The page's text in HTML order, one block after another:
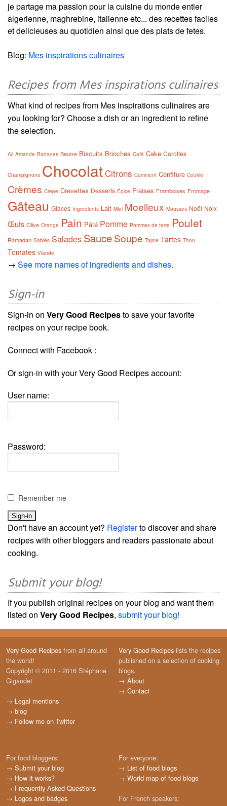
je partage ma passion pour la cuisine du monde entier
algerienne, maghrebine, italienne etc... des recettes faciles
et delicieuses au quotidien ainsi que des plats de fetes.
Blog: Mes inspirations culinaires
Recipes from Mes inspirations culinaires
What kind of recipes from Mes inspirations culinaires are
you looking for? Choose a dish or an ingredient to refine
the selection.
Ail Amande Bananes Beurre Biscuits Brioches Café Cake Carottes
Champignons ChocolatCitrons Comment Confiture Cookie
Crèmes Crepe Crevettes Desserts Épice Fraises Framboises Fromage
Gâteau Glaces Ingredients Lait Miel Moelleux Mousses Noël Noix
Œufs Olive Orange Pain Pâté Pomme Pommes de terre Poulet
Ramadan Sablés Salades SauceSoupe Tajine Tartes Thon
Tomates Viande
→ See more names of ingredients and dishes.
Sign-in
Sign-in on Very Good Recipesto save your favorite
recipes on your recipe book.
Connect with Facebook :
Or sign-in with your Very Good Recipes account:
User name:
Password:
Remember me
Don't have an account yet? Registerto discover and share
recipes with other bloggers and readers passionate about
cooking.
Submit your blog!
If you publish original recipes on your blog and want them
listed on Very Good Recipes, submit your blog!
Very Good Recipes from all around
the world!
Copyright © 2011 - 2016 Stéphane
Gigandet
→ Legal mentions
→ blog
→ Follow me on Twitter
Very Good Recipes lists the recipes
published on a selection of cooking
blogs.
→ About
→ Contact
For food bloggers:
→ Submit your blog
→ How it works?
→ Frequently Asked Questions
→ Logos and badges
For everyone:
→ List of food blogs
→ World map of food blogs
For French speakers: